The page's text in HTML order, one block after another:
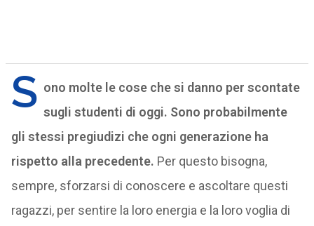
S ono molte le cose che si danno per scontate
sugli studenti di oggi. Sono probabilmente
gli stessi pregiudizi che ogni generazione ha
rispetto alla precedente. Per questo bisogna,
sempre, sforzarsi di conoscere e ascoltare questi
ragazzi, per sentire la loro energia e la loro voglia di